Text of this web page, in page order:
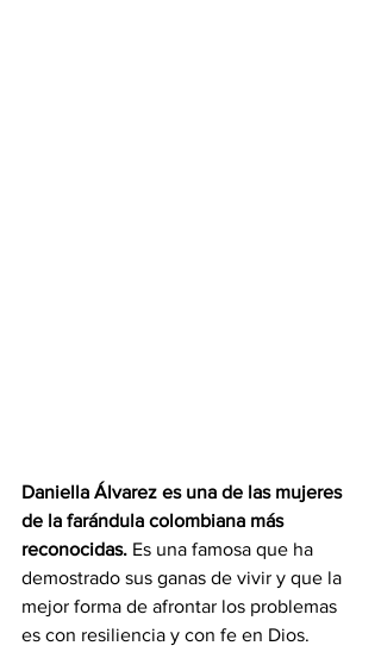
Daniella Álvarez es una de las mujeres
de la farándula colombiana más
reconocidas. Es una famosa que ha
demostrado sus ganas de vivir y que la
mejor forma de afrontar los problemas
es con resiliencia y con fe en Dios.